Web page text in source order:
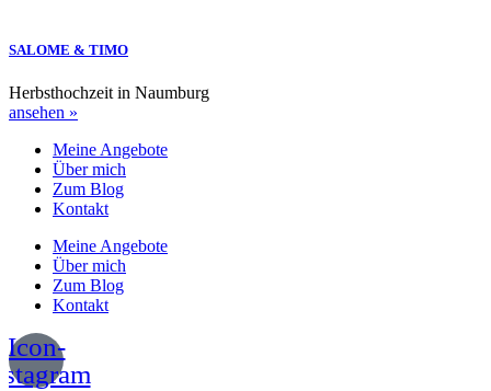
SALOME & TIMO
Herbsthochzeit in Naumburg
ansehen »
Meine Angebote
Über mich
Zum Blog
Kontakt
Meine Angebote
Über mich
Zum Blog
Kontakt
Icon-